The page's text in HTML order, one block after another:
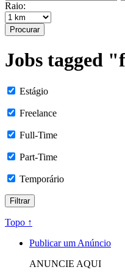
Raio:
Procurar
Jobs tagged
Estágio
Freelance
Full-Time
Part-Time
Temporário
Topo ↑
Publicar um Anúncio
ANUNCIE AQUI